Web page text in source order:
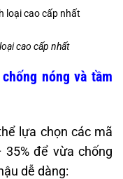
cao cấp nhất
nóng và tầm
lựa chọn các mã
để vừa chống
dễ dàng: